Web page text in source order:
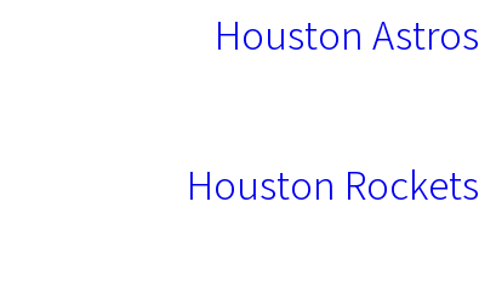
Houston Astros
Houston Rockets